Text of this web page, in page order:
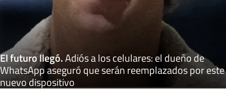
El futuro llegó.Adiós a los celulares: el dueño de
WhatsApp aseguró que serán reemplazados por este
nuevo dispositivo